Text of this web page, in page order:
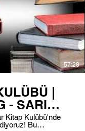
57:28
|
- SARI
Kitap Kulübü'nde
Bu